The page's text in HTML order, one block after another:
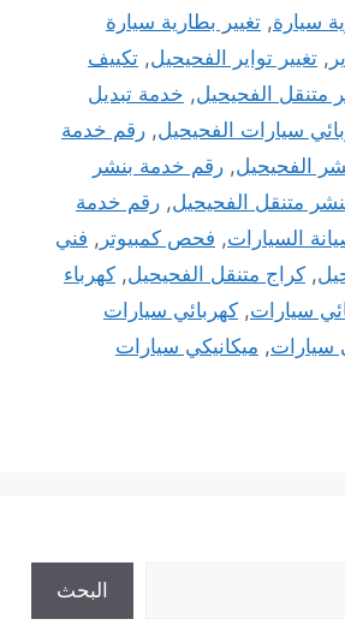
سيارة, تغيير بطارية سيارة
, تغيير تواير الفحيحيل, تكييف
متنقل الفحيحيل, خدمة تبديل
سيارات الفحيحيل, رقم خدمة
الفحيحيل, رقم خدمة بنشر
متنقل الفحيحيل, رقم خدمة
السيارات, فحص كمبيوتر , فني
, كراج متنقل الفحيحيل, كهرباء
سيارات, كهربائي سيارات
سيارات, ميكانيكي سيارات
البحث